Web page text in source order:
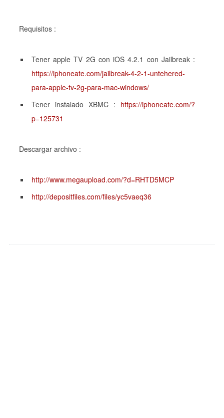
Requisitos :
Tener apple TV 2G con iOS 4.2.1 con Jailbreak :
https://iphoneate.com/jailbreak-4-2-1-untehered-
para-apple-tv-2g-para-mac-windows/
Tener instalado XBMC : https://iphoneate.com/?
p=125731
Descargar archivo :
http://www.megaupload.com/?d=RHTD5MCP
http://depositfiles.com/files/yc5vaeq36